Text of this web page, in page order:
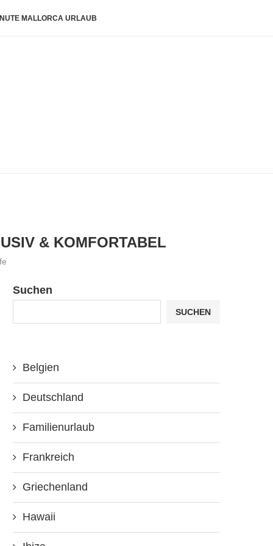
MALLORCA URLAUB
& KOMFORTABEL
Suchen
SUCHEN
Belgien
Deutschland
Familienurlaub
Frankreich
Griechenland
Hawaii